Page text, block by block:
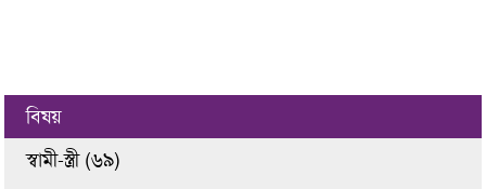
বিষয়
স্বামী-স্ত্রী (৬৯)